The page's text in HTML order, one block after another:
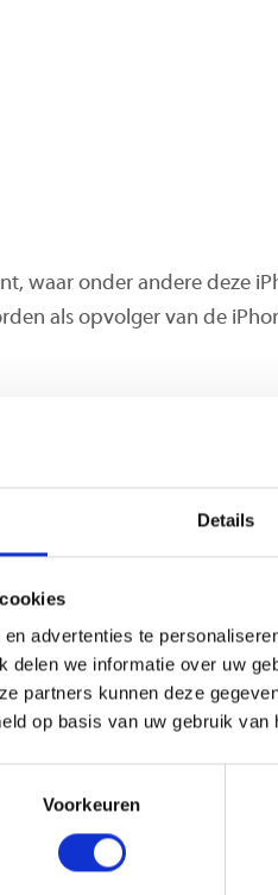
Details
advertenties te
delen we informatie over uw
partners kunnen deze
op basis van uw gebruik van
Voorkeuren
waar onder andere deze
als opvolger van de
11 Pro
een nieuwe, razendsnelle
voorganger zit. De nieuwe
wel 5 uur langer mee gaat